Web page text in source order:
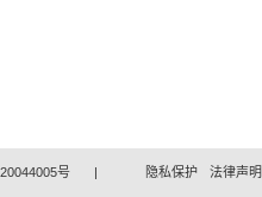
号 | 隐私保护 法律声明